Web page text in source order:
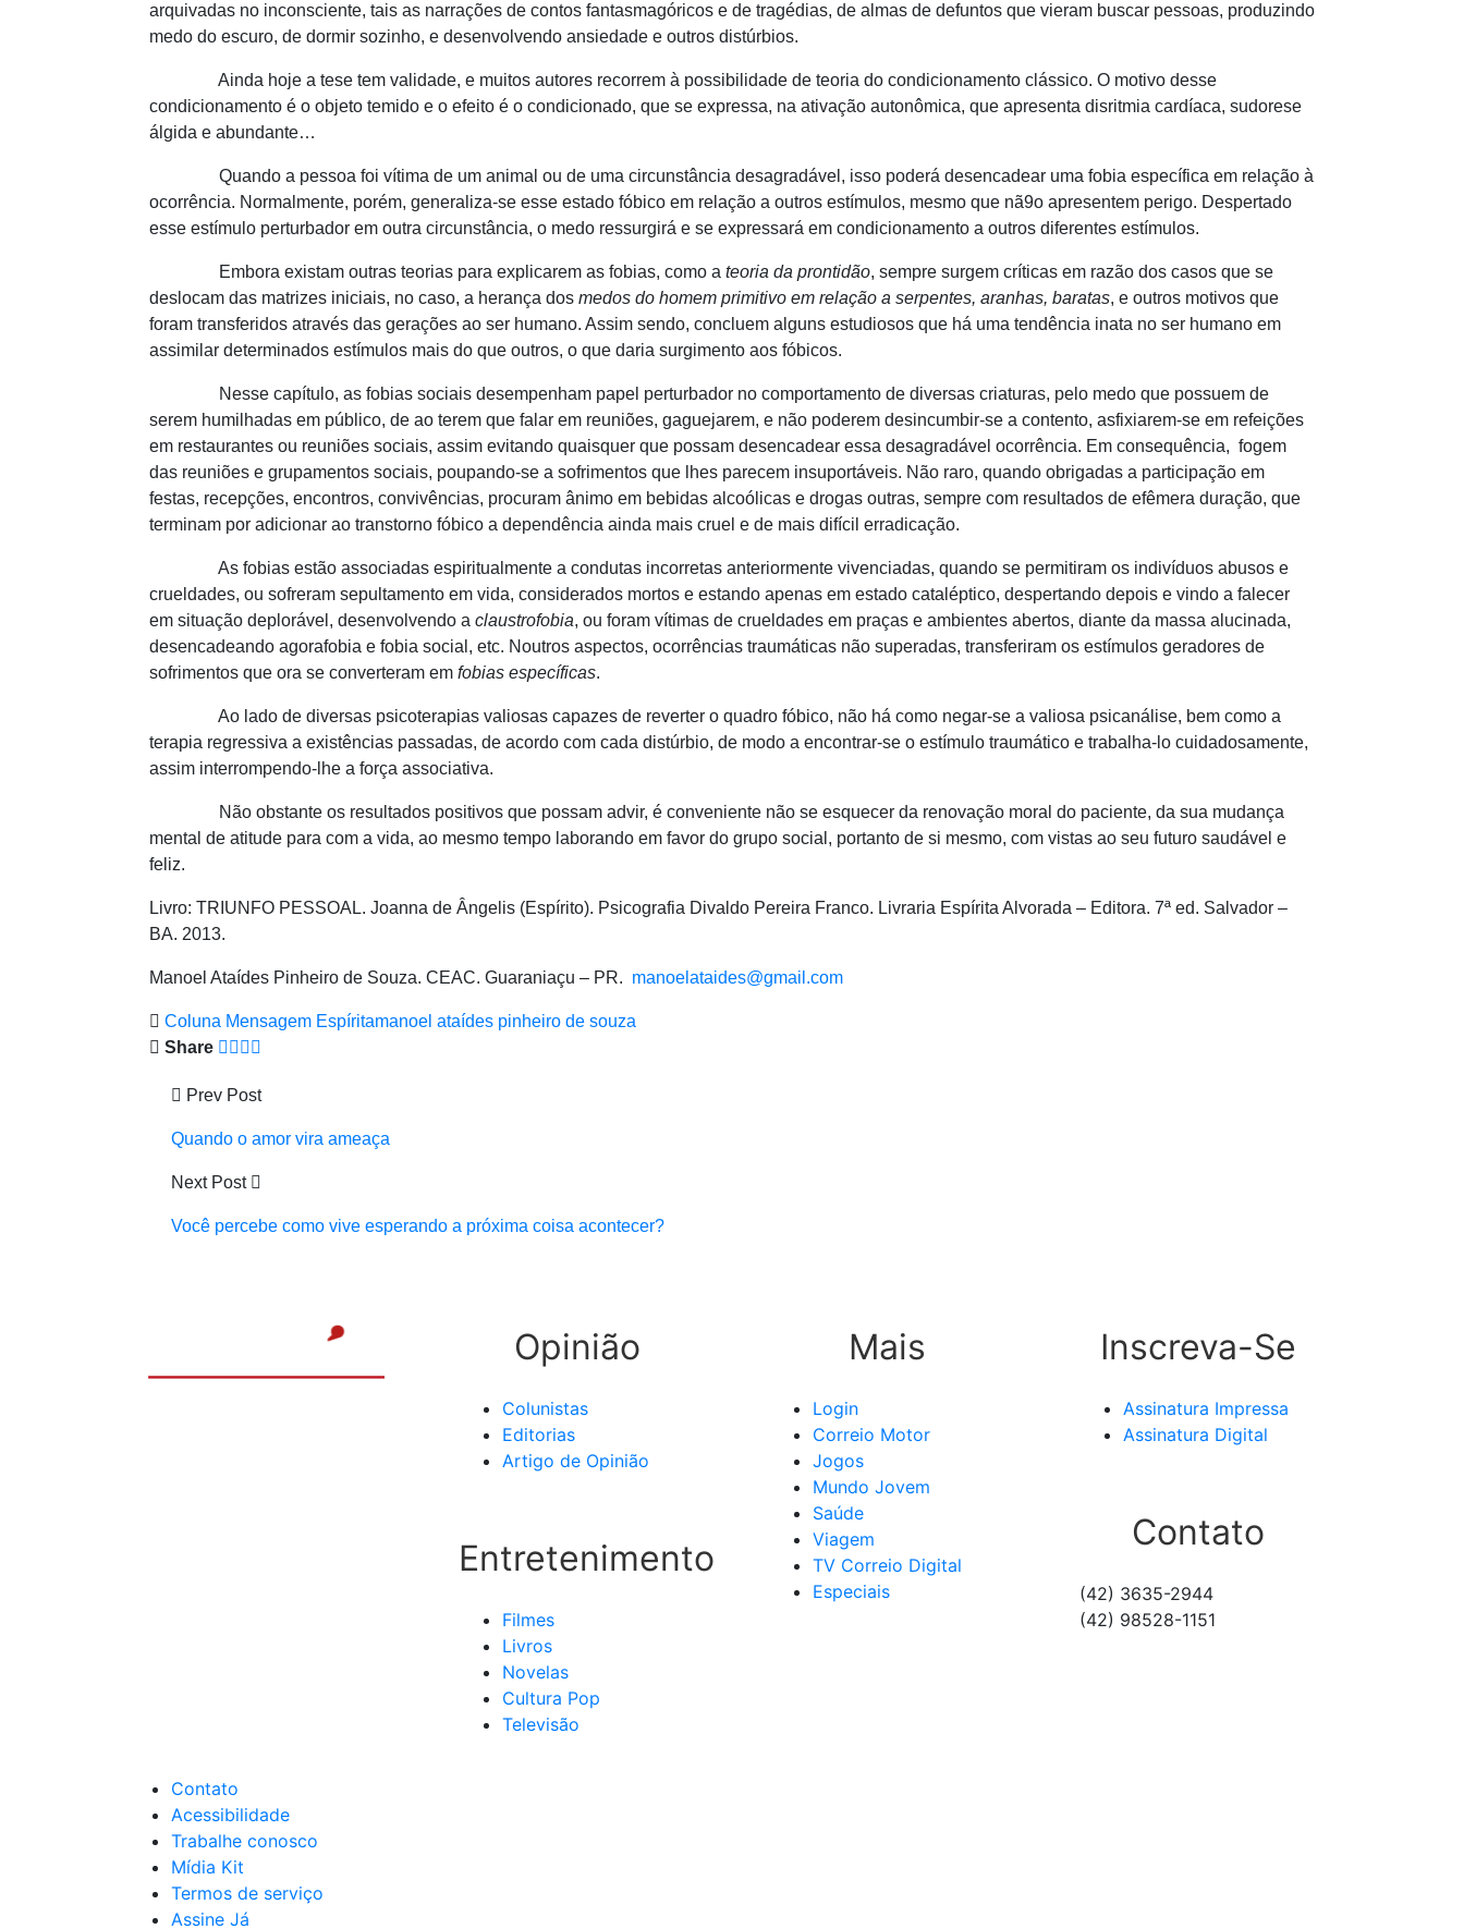
arquivadas no inconsciente, tais as narrações de contos fantasmagóricos e de tragédias, de almas de defuntos que vieram buscar pessoas, produzindo
medo do escuro, de dormir sozinho, e desenvolvendo ansiedade e outros distúrbios.
Ainda hoje a tese tem validade, e muitos autores recorrem à possibilidade de teoria do condicionamento clássico. O motivo desse
condicionamento é o objeto temido e o efeito é o condicionado, que se expressa, na ativação autonômica, que apresenta disritmia cardíaca, sudorese
álgida e abundante…
Quando a pessoa foi vítima de um animal ou de uma circunstância desagradável, isso poderá desencadear uma fobia específica em relação à
ocorrência. Normalmente, porém, generaliza-se esse estado fóbico em relação a outros estímulos, mesmo que nã9o apresentem perigo. Despertado
esse estímulo perturbador em outra circunstância, o medo ressurgirá e se expressará em condicionamento a outros diferentes estímulos.
Embora existam outras teorias para explicarem as fobias, como a teoria da prontidão, sempre surgem críticas em razão dos casos que se
deslocam das matrizes iniciais, no caso, a herança dos medos do homem primitivo em relação a serpentes, aranhas, baratas, e outros motivos que
foram transferidos através das gerações ao ser humano. Assim sendo, concluem alguns estudiosos que há uma tendência inata no ser humano em
assimilar determinados estímulos mais do que outros, o que daria surgimento aos fóbicos.
Nesse capítulo, as fobias sociais desempenham papel perturbador no comportamento de diversas criaturas, pelo medo que possuem de
serem humilhadas em público, de ao terem que falar em reuniões, gaguejarem, e não poderem desincumbir-se a contento, asfixiarem-se em refeições
em restaurantes ou reuniões sociais, assim evitando quaisquer que possam desencadear essa desagradável ocorrência. Em consequência, fogem
das reuniões e grupamentos sociais, poupando-se a sofrimentos que lhes parecem insuportáveis. Não raro, quando obrigadas a participação em
festas, recepções, encontros, convivências, procuram ânimo em bebidas alcoólicas e drogas outras, sempre com resultados de efêmera duração, que
terminam por adicionar ao transtorno fóbico a dependência ainda mais cruel e de mais difícil erradicação.
As fobias estão associadas espiritualmente a condutas incorretas anteriormente vivenciadas, quando se permitiram os indivíduos abusos e
crueldades, ou sofreram sepultamento em vida, considerados mortos e estando apenas em estado cataléptico, despertando depois e vindo a falecer
em situação deplorável, desenvolvendo a claustrofobia, ou foram vítimas de crueldades em praças e ambientes abertos, diante da massa alucinada,
desencadeando agorafobia e fobia social, etc. Noutros aspectos, ocorrências traumáticas não superadas, transferiram os estímulos geradores de
sofrimentos que ora se converteram em fobias específicas.
Ao lado de diversas psicoterapias valiosas capazes de reverter o quadro fóbico, não há como negar-se a valiosa psicanálise, bem como a
terapia regressiva a existências passadas, de acordo com cada distúrbio, de modo a encontrar-se o estímulo traumático e trabalha-lo cuidadosamente,
assim interrompendo-lhe a força associativa.
Não obstante os resultados positivos que possam advir, é conveniente não se esquecer da renovação moral do paciente, da sua mudança
mental de atitude para com a vida, ao mesmo tempo laborando em favor do grupo social, portanto de si mesmo, com vistas ao seu futuro saudável e
feliz.
Livro: TRIUNFO PESSOAL. Joanna de Ângelis (Espírito). Psicografia Divaldo Pereira Franco. Livraria Espírita Alvorada – Editora. 7ª ed. Salvador –
BA. 2013.
Manoel Ataídes Pinheiro de Souza. CEAC. Guaraniaçu – PR. manoelataides@gmail.com
Coluna Mensagem Espíritamanoel ataídes pinheiro de souza
Share
Prev Post
Quando o amor vira ameaça
Next Post
Você percebe como vive esperando a próxima coisa acontecer?
Opinião
Colunistas
Editorias
Artigo de Opinião
Entretenimento
Filmes
Livros
Novelas
Cultura Pop
Televisão
Mais
Login
Correio Motor
Jogos
Mundo Jovem
Saúde
Viagem
TV Correio Digital
Especiais
Inscreva-Se
Assinatura Impressa
Assinatura Digital
Contato
(42) 3635-2944
(42) 98528-1151
Contato
Acessibilidade
Trabalhe conosco
Mídia Kit
Termos de serviço
Assine Já